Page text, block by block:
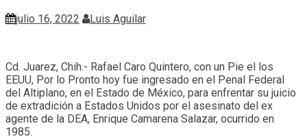
julio 16, 2022 Luis Aguilar
Cd. Juarez, Chih.- Rafael Caro Quintero, con un Pie el los
EEUU, Por lo Pronto hoy fue ingresado en el Penal Federal
del Altiplano, en el Estado de México, para enfrentar su juicio
de extradición a Estados Unidos por el asesinato del ex
agente de la DEA, Enrique Camarena Salazar, ocurrido en
1985.